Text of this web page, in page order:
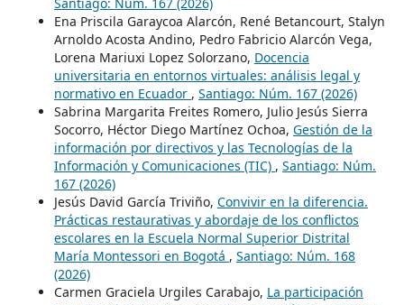
Ena Priscila Garaycoa Alarcón, René Betancourt, Stalyn
Arnoldo Acosta Andino, Pedro Fabricio Alarcón Vega,
Lorena Mariuxi Lopez Solorzano, Docencia
universitaria en entornos virtuales: análisis legal y
normativo en Ecuador , Santiago: Núm. 167 (2026)
Sabrina Margarita Freites Romero, Julio Jesús Sierra
Socorro, Héctor Diego Martínez Ochoa, Gestión de la
información por directivos y las Tecnologías de la
Información y Comunicaciones (TIC) , Santiago: Núm.
167 (2026)
Jesús David García Triviño, Convivir en la diferencia.
Prácticas restaurativas y abordaje de los conflictos
escolares en la Escuela Normal Superior Distrital
María Montessori en Bogotá , Santiago: Núm. 168
(2026)
Carmen Graciela Urgiles Carabajo, La participación